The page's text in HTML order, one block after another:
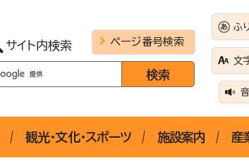
サイト内検索 ページ番号検索
ふ
文
観光・文化・スポーツ 施設案内 産